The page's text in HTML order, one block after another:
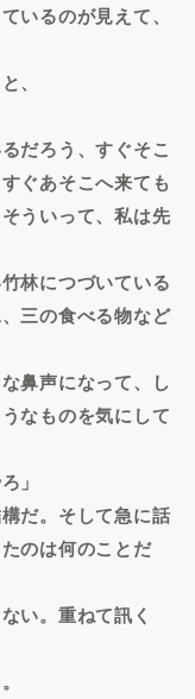
いるのが見えて、
、
だろう、すぐそこ
ぐあそこへ来ても
ういって、私は先
林につづいている
三の食べる物など
鼻声になって、し
なものを気にして
」
だ。そして急に話
のは何のことだ
い。重ねて訊く